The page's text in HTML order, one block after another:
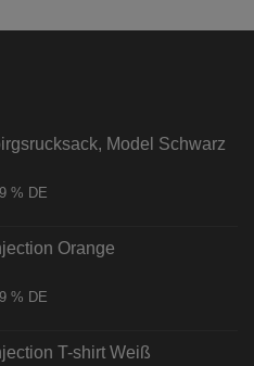
Model Schwarz
% DE
Orange
% DE
T-shirt Weiß